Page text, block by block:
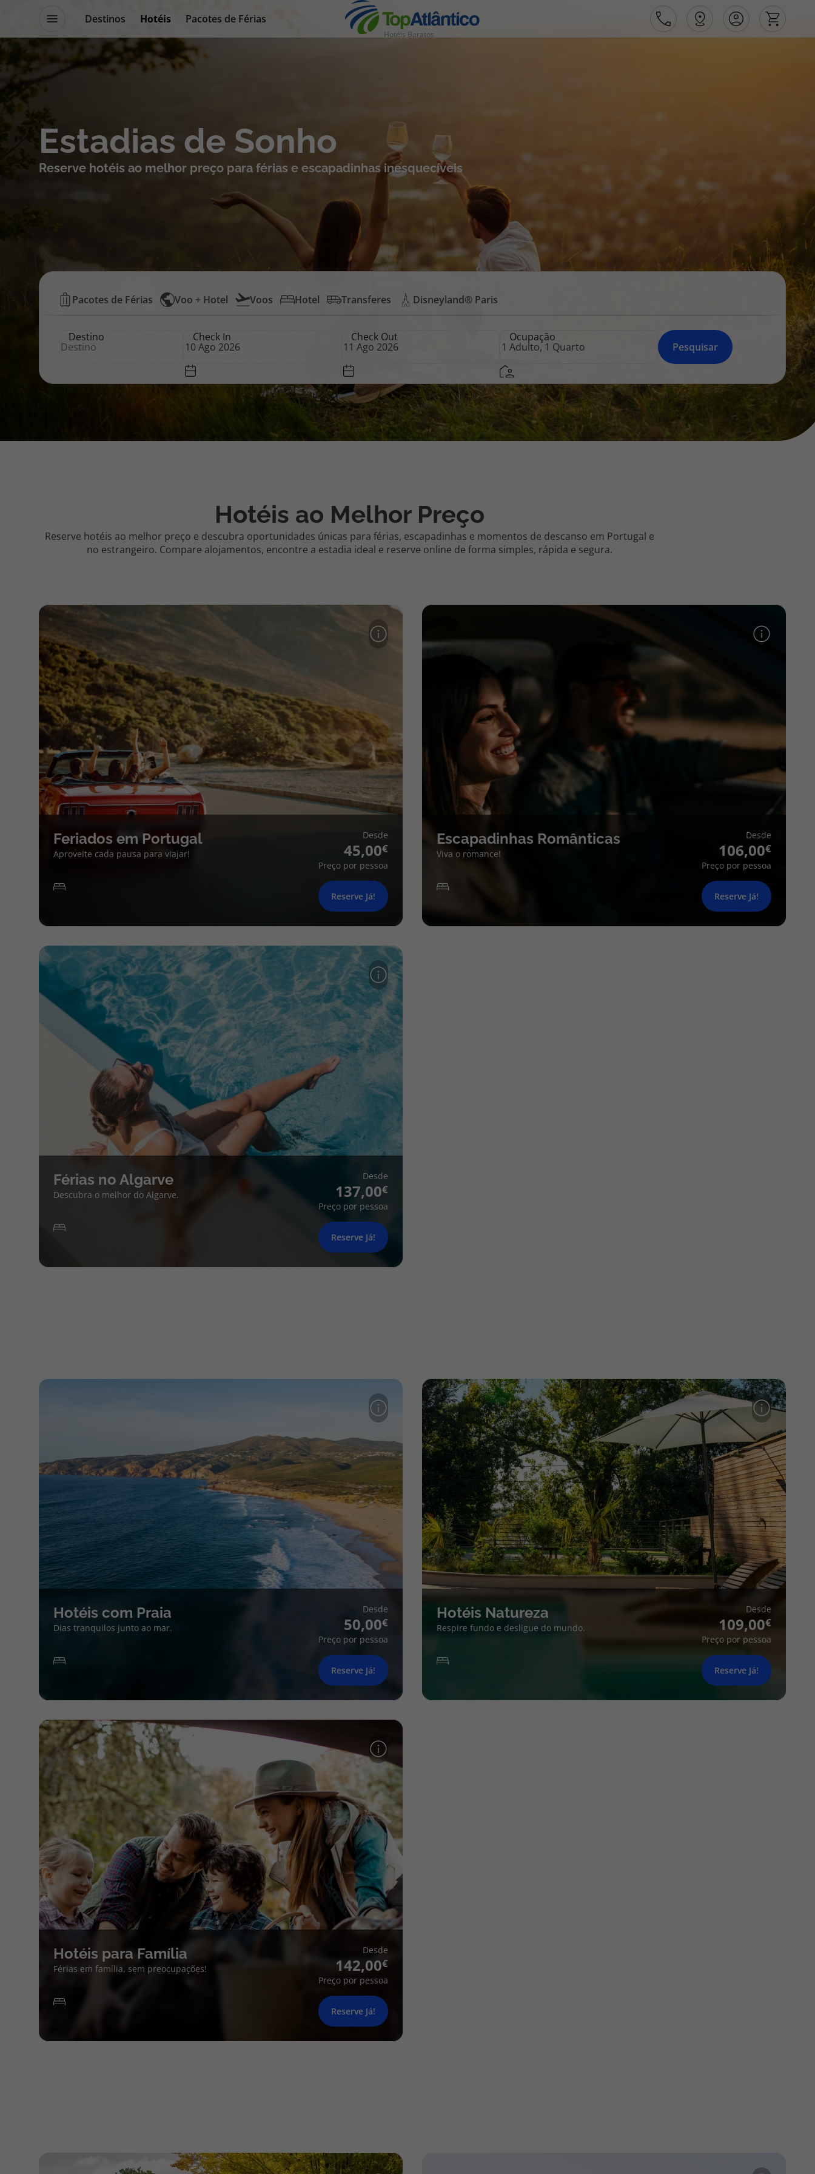
Destinos Hotéis
Pacotes de Férias
Promoções
Blog TopViagens Hotéis Baratos
Destinos
Voos
Pacotes de Férias
Disneyland ® Paris
Cruzeiros
Promoções
Cheque Viagem
Blog TopViagens
Apoio ao cliente no Estrangeiro
facilidade na marcação das suas viagens, tem ainda ao seu
dispor o nosso call center a funcionar todos os dias úteis das
10:00 às 20:00 e Sábado das 10:00 às 14:00.
Estadias de Sonho
Reserve hotéis ao melhor preço para férias e escapadinhas inesquecíveis
Hotéis
Baratos
Top
Pacotes de Férias Voo + Hotel Voos Hotel Transferes Disneyland® Paris
Destino Check In Check Out Ocupação
Pesquisar
Hotéis ao Melhor Preço
Reserve hotéis ao melhor preço e descubra oportunidades únicas para férias, escapadinhas e momentos de descanso em Portugal e
no estrangeiro. Compare alojamentos, encontre a estadia ideal e reserve online de forma simples, rápida e segura.
Feriados em Portugal
Aproveite cada pausa para viajar!
Desde
45,00
Preço por pessoa
Reserve Já!
Escapadinhas Românticas
Viva o romance!
Desde
106,00
Preço por pessoa
Reserve Já!
Férias no Algarve
Descubra o melhor do Algarve.
Desde
137,00
Preço por pessoa
Reserve Já!
Hotéis com Praia
Dias tranquilos junto ao mar.
Desde
50,00
Preço por pessoa
Reserve Já!
Hotéis Natureza
Respire fundo e desligue do mundo.
Desde
109,00
Preço por pessoa
Reserve Já!
Hotéis para Família
Férias em família, sem preocupações!
Desde
142,00
Preço por pessoa
Reserve Já!